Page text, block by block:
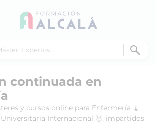
continuada en
y cursos online para Enfermería 💉
Internacional 🥇, impartidos